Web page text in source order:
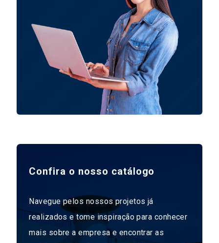
Confira o nosso catálogo
Navegue pelos nossos projetos já
realizados e tome inspiração para conhecer
mais sobre a empresa e encontrar as